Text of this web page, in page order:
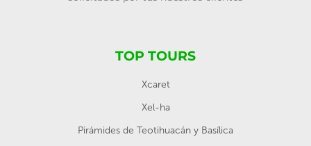
TOP TOURS
Xcaret
Xel-ha
Pirámides de Teotihuacán y Basílica